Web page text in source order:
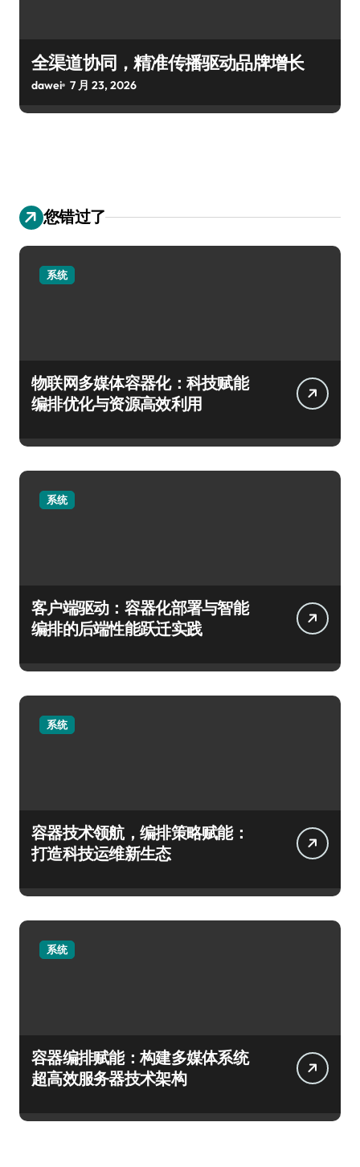
全渠道协同，精准传播驱动品牌增长
dawei 7 月 23, 2026
您错过了
系统
物联网多媒体容器化：科技赋能
编排优化与资源高效利用
系统
客户端驱动：容器化部署与智能
编排的后端性能跃迁实践
系统
容器技术领航，编排策略赋能：
打造科技运维新生态
系统
容器编排赋能：构建多媒体系统
超高效服务器技术架构